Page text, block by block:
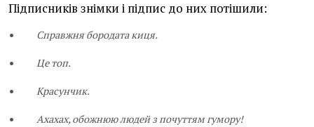
Підписників знімки і підпис до них потішили:
Справжня бородата киця.
Це топ.
Красунчик.
Ахахах, обожнюю людей з почуттям гумору!